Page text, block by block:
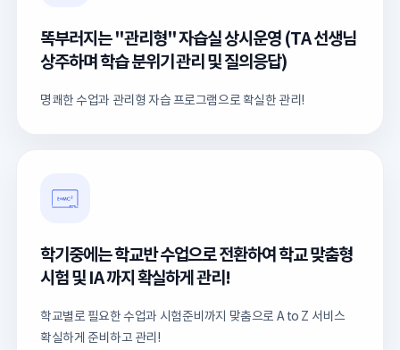
똑부러지는 "관리형" 자습실 상시운영 (TA 선생님
상주하며 학습 분위기 관리 및 질의응답)
명쾌한 수업과 관리형 자습 프로그램으로 확실한 관리!
학기중에는 학교반 수업으로 전환하여 학교 맞춤형
시험 및 IA 까지 확실하게 관리!
학교별로 필요한 수업과 시험준비까지 맞춤으로 A to Z 서비스
확실하게 준비하고 관리!